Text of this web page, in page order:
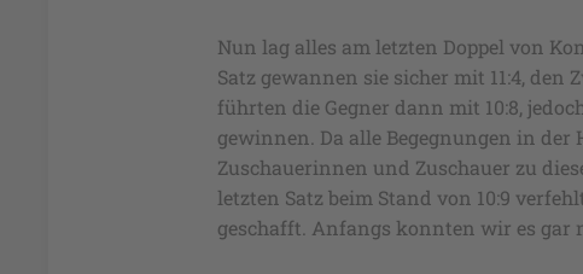
Nun lag alles am letzten Doppel von
Satz gewannen sie sicher mit 11:4, den
führten die Gegner dann mit 10:8,
gewinnen. Da alle Begegnungen in der
Zuschauerinnen und Zuschauer zu
letzten Satz beim Stand von 10:9
geschafft. Anfangs konnten wir es gar